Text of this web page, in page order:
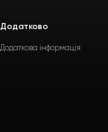
Додатково
Додаткова інформація